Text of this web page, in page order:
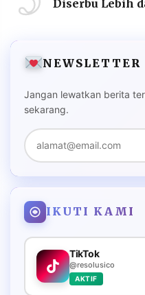
Diserbu Lebih
NEWSLETTER
Jangan lewatkan berita
sekarang.
IKUTI KAMI
TikTok
@resolusico
AKTIF